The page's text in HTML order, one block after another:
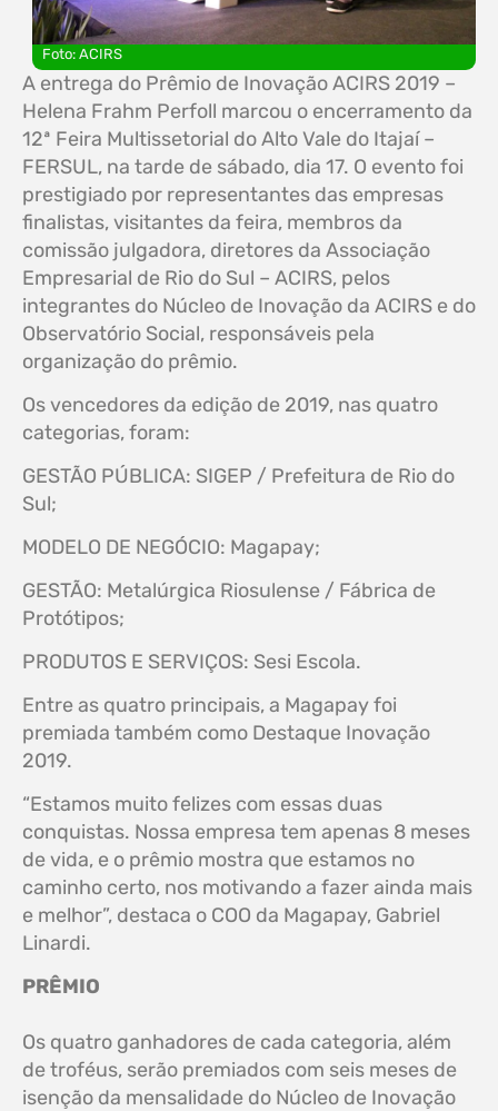
Foto: ACIRS
A entrega do Prêmio de Inovação ACIRS 2019 –
Helena Frahm Perfoll marcou o encerramento da
12ª Feira Multissetorial do Alto Vale do Itajaí –
FERSUL, na tarde de sábado, dia 17. O evento foi
prestigiado por representantes das empresas
finalistas, visitantes da feira, membros da
comissão julgadora, diretores da Associação
Empresarial de Rio do Sul – ACIRS, pelos
integrantes do Núcleo de Inovação da ACIRS e do
Observatório Social, responsáveis pela
organização do prêmio.
Os vencedores da edição de 2019, nas quatro
categorias, foram:
GESTÃO PÚBLICA: SIGEP / Prefeitura de Rio do
Sul;
MODELO DE NEGÓCIO: Magapay;
GESTÃO: Metalúrgica Riosulense / Fábrica de
Protótipos;
PRODUTOS E SERVIÇOS: Sesi Escola.
Entre as quatro principais, a Magapay foi
premiada também como Destaque Inovação
2019.
“Estamos muito felizes com essas duas
conquistas. Nossa empresa tem apenas 8 meses
de vida, e o prêmio mostra que estamos no
caminho certo, nos motivando a fazer ainda mais
e melhor”, destaca o COO da Magapay, Gabriel
Linardi.
PRÊMIO
Os quatro ganhadores de cada categoria, além
de troféus, serão premiados com seis meses de
isenção da mensalidade do Núcleo de Inovação